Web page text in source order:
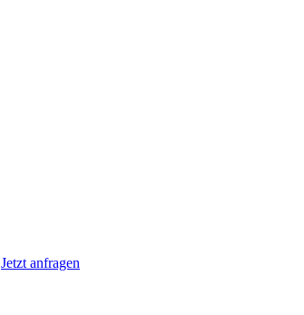
Jetzt anfragen